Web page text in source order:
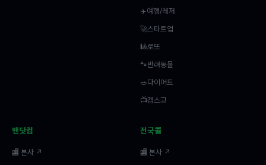
✈️여행/레저
🚀스타트업
🎱로또
🐾반려동물
🥗다이어트
📺겜스고
밴닷컴
🏬 본사 ↗
전국콜
🏬 본사 ↗